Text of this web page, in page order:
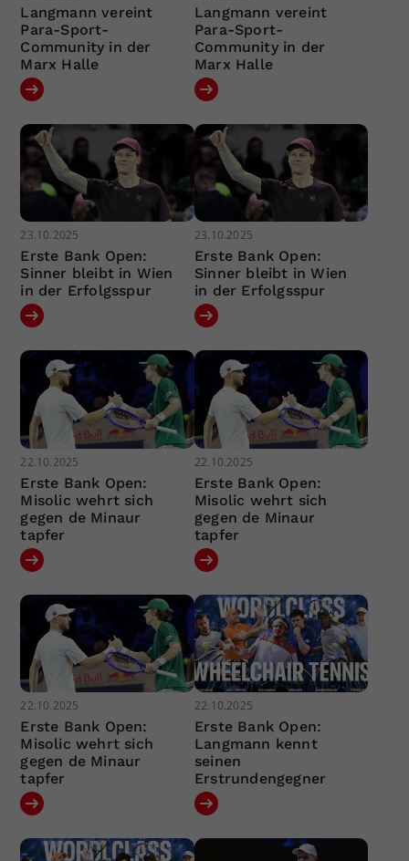
Langmann vereint
Para-Sport-
Community in der
Marx Halle
Langmann vereint
Para-Sport-
Community in der
Marx Halle
23.10.2025
Erste Bank Open:
Sinner bleibt in Wien
in der Erfolgsspur
23.10.2025
Erste Bank Open:
Sinner bleibt in Wien
in der Erfolgsspur
22.10.2025
Erste Bank Open:
Misolic wehrt sich
gegen de Minaur
tapfer
22.10.2025
Erste Bank Open:
Misolic wehrt sich
gegen de Minaur
tapfer
22.10.2025
Erste Bank Open:
Misolic wehrt sich
gegen de Minaur
tapfer
22.10.2025
Erste Bank Open:
Langmann kennt
seinen
Erstrundengegner